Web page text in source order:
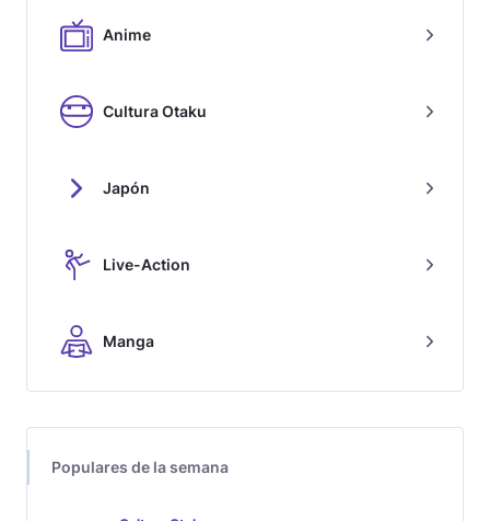
Anime
Cultura Otaku
Japón
Live-Action
Manga
Populares de la semana